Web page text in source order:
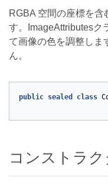
RGBA 空間の座標を含
す。ImageAttributesク
て画像の色を調整しま
ん。
public sealed class
コンストラク